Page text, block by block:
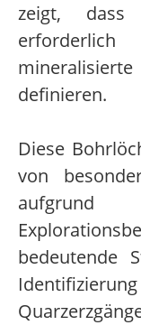
zeigt, dass
definieren.
Diese
von
bedeutende